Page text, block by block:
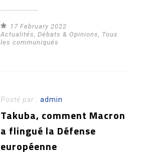
17 February 2022
Actualités ,Débats & Opinions
Tous
les communiqués
Posté par :admin
Takuba, comment Macron
a flingué la Défense
européenne